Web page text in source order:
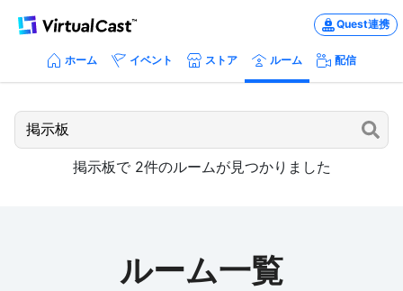
Quest連携
ホーム イベント ストア ルーム 配信
掲示板で 2件のルームが見つかりました
ルーム一覧